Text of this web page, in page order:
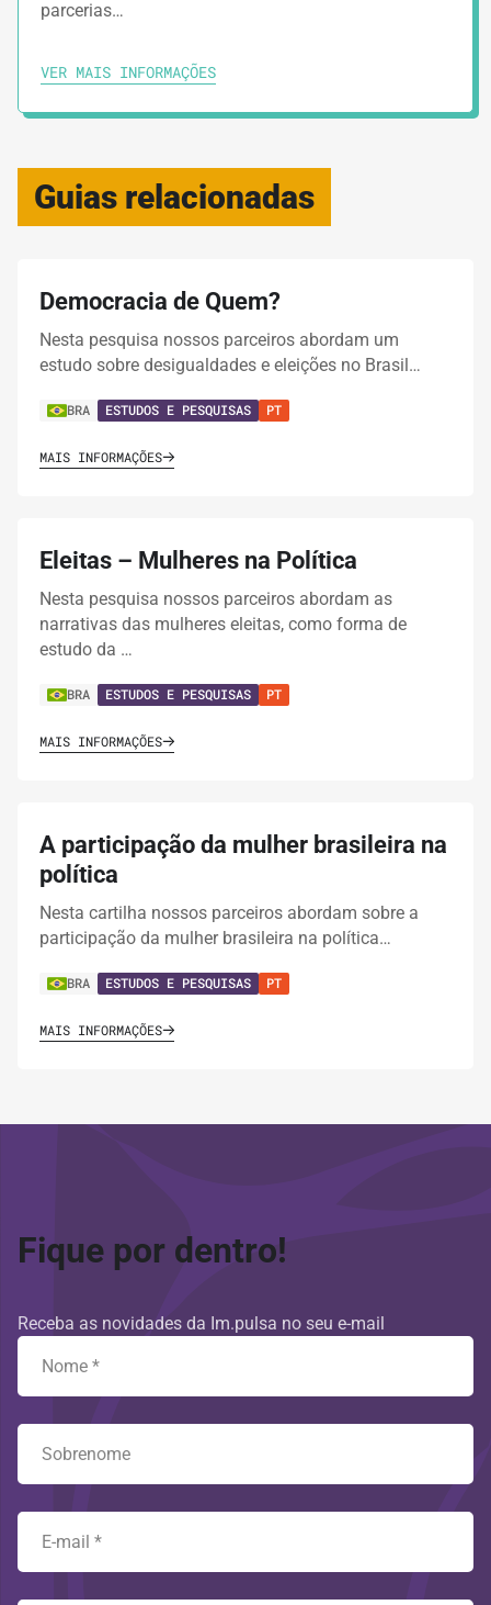
parcerias…
VER MAIS INFORMAÇÕES
Guias relacionadas
Democracia de Quem?
Nesta pesquisa nossos parceiros abordam um
estudo sobre desigualdades e eleições no Brasil…
BRA ESTUDOS E PESQUISAS PT
MAIS INFORMAÇÕES
Eleitas – Mulheres na Política
Nesta pesquisa nossos parceiros abordam as
narrativas das mulheres eleitas, como forma de
estudo da …
BRA ESTUDOS E PESQUISAS PT
MAIS INFORMAÇÕES
A participação da mulher brasileira na
política
Nesta cartilha nossos parceiros abordam sobre a
participação da mulher brasileira na política…
BRA ESTUDOS E PESQUISAS PT
MAIS INFORMAÇÕES
Fique por dentro!
Receba as novidades da Im.pulsa no seu e-mail